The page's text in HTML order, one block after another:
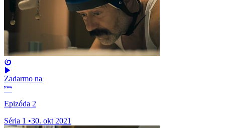
Zadarmo na
Epizóda 2
Séria 1 •30. okt 2021